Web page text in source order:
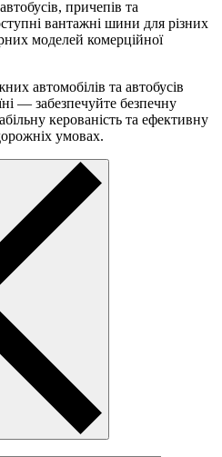
причепів та
вантажні шини для різних
моделей комерційної
автомобілів та автобусів
— забезпечуйте безпечну
керованість та ефективну
умовах.